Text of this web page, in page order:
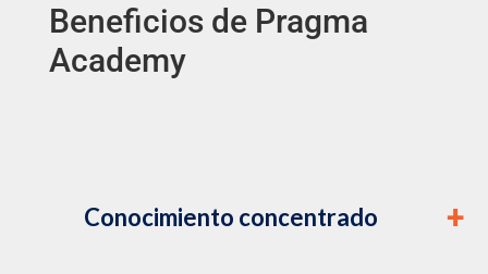
Beneficios de Pragma
Academy
Conocimiento concentrado